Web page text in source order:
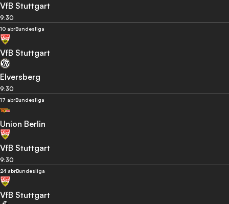
VfB Stuttgart
9:30
10 abrBundesliga
VfB Stuttgart
Elversberg
9:30
17 abrBundesliga
Union Berlin
VfB Stuttgart
9:30
24 abrBundesliga
VfB Stuttgart